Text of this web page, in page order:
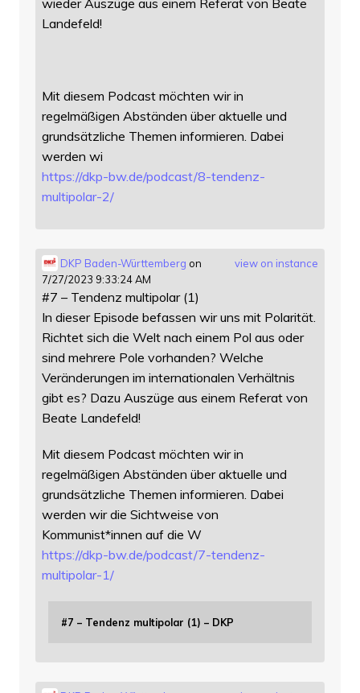
wieder Auszüge aus einem Referat von Beate
Landefeld!
Mit diesem Podcast möchten wir in
regelmäßigen Abständen über aktuelle und
grundsätzliche Themen informieren. Dabei
werden wi
https://dkp-bw.de/podcast/8-tendenz-
multipolar-2/
view on instance
DKP Baden-Württemberg on
7/27/2023 9:33:24 AM
#7 – Tendenz multipolar (1)
In dieser Episode befassen wir uns mit Polarität.
Richtet sich die Welt nach einem Pol aus oder
sind mehrere Pole vorhanden? Welche
Veränderungen im internationalen Verhältnis
gibt es? Dazu Auszüge aus einem Referat von
Beate Landefeld!
Mit diesem Podcast möchten wir in
regelmäßigen Abständen über aktuelle und
grundsätzliche Themen informieren. Dabei
werden wir die Sichtweise von
Kommunist*innen auf die W
https://dkp-bw.de/podcast/7-tendenz-
multipolar-1/
#7 – Tendenz multipolar (1) – DKP